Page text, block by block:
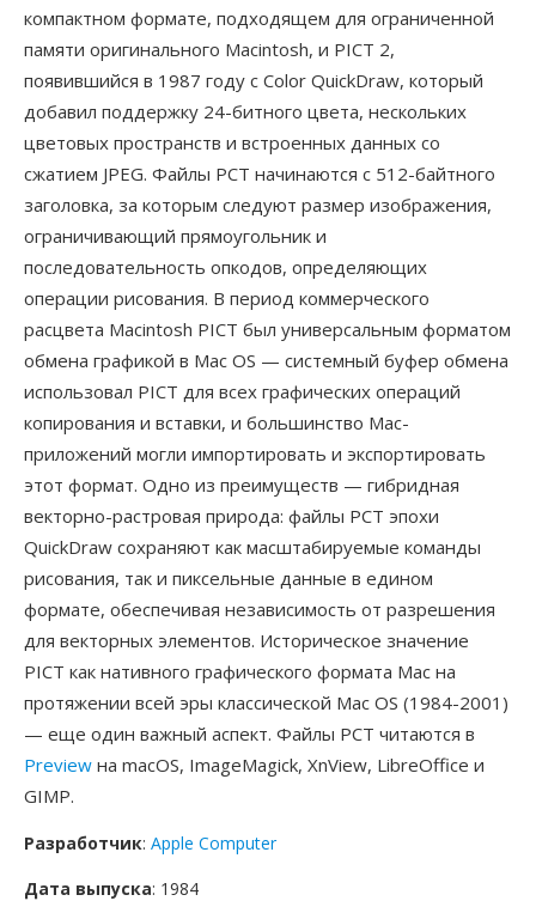
компактном формате, подходящем для ограниченной
памяти оригинального Macintosh, и PICT 2,
появившийся в 1987 году с Color QuickDraw, который
добавил поддержку 24-битного цвета, нескольких
цветовых пространств и встроенных данных со
сжатием JPEG. Файлы PCT начинаются с 512-байтного
заголовка, за которым следуют размер изображения,
ограничивающий прямоугольник и
последовательность опкодов, определяющих
операции рисования. В период коммерческого
расцвета Macintosh PICT был универсальным форматом
обмена графикой в Mac OS — системный буфер обмена
использовал PICT для всех графических операций
копирования и вставки, и большинство Mac-
приложений могли импортировать и экспортировать
этот формат. Одно из преимуществ — гибридная
векторно-растровая природа: файлы PCT эпохи
QuickDraw сохраняют как масштабируемые команды
рисования, так и пиксельные данные в едином
формате, обеспечивая независимость от разрешения
для векторных элементов. Историческое значение
PICT как нативного графического формата Mac на
протяжении всей эры классической Mac OS (1984-2001)
— еще один важный аспект. Файлы PCT читаются в
Preview на macOS, ImageMagick, XnView, LibreOffice и
GIMP.
Разработчик: Apple Computer
Дата выпуска: 1984